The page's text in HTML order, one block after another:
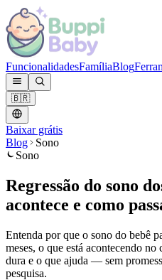
FuncionalidadesFamíliaBlog
🇧🇷
Baixar grátis
Blog
Sono
Sono
Regressão do sono
acontece e como
Entenda por que o sono do bebê
meses, o que está acontecendo
dura e o que ajuda — sem
pesquisa.